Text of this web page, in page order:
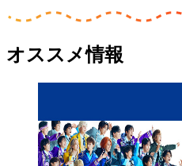
オススメ情報